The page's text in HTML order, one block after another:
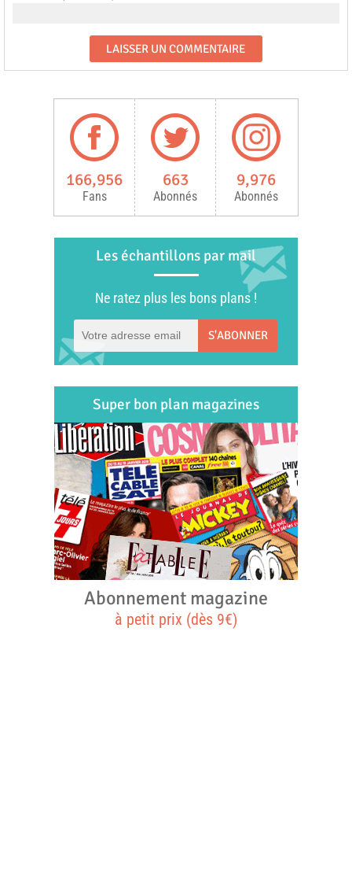
166,956
Fans
663
Abonnés
9,976
Abonnés
Les échantillons par mail
Ne ratez plus les bons plans !
S'ABONNER
Super bon plan magazines
Abonnement magazine
à petit prix (dès 9€)